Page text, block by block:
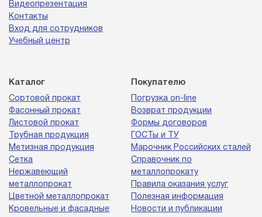
Видеопрезентация
Контакты
Вход для сотрудников
Учебный центр
Каталог
Сортовой прокат
Фасонный прокат
Листовой прокат
Трубная продукция
Метизная продукция
Сетка
Нержавеющий
металлопрокат
Цветной металлопрокат
Кровельные и фасадные
Покупателю
Погрузка on-line
Возврат продукции
Формы договоров
ГОСТы и ТУ
Марочник Российских сталей
Справочник по
металлопрокату
Правила оказания услуг
Полезная информация
Новости и публикации